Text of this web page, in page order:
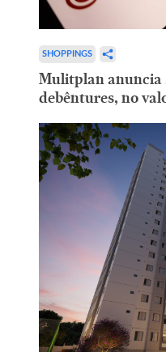
SHOPPINGS
Mulitplan anuncia
debêntures, no